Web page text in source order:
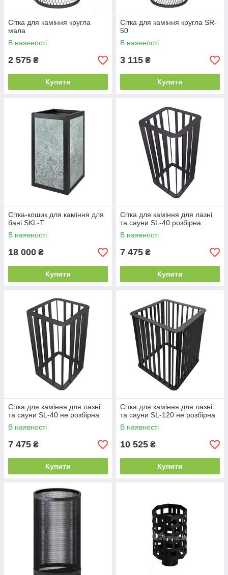
Сітка для каміння кругла
мала
В наявності
2 575 ₴
Купити
Сітка для каміння кругла SR-
50
В наявності
3 115 ₴
Купити
Сітка-кошик для каміння для
бані SKL-T
В наявності
18 000 ₴
Купити
Сітка для каміння для лазні
та сауни SL-40 розбірна
В наявності
7 475 ₴
Купити
Сітка для каміння для лазні
та сауни SL-40 не розбірна
В наявності
7 475 ₴
Купити
Сітка для каміння для лазні
та сауни SL-120 не розбірна
В наявності
10 525 ₴
Купити